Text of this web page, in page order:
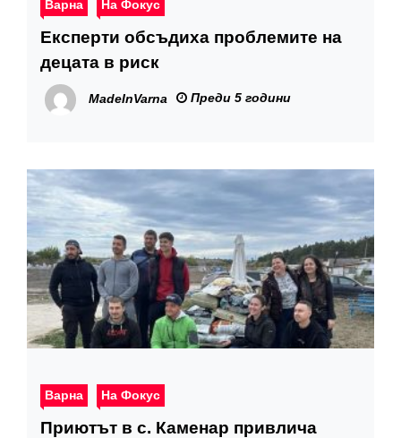
Варна На Фокус
Експерти обсъдиха проблемите на
децата в риск
MadeInVarna Преди 5 години
Варна На Фокус
Приютът в с. Каменар привлича